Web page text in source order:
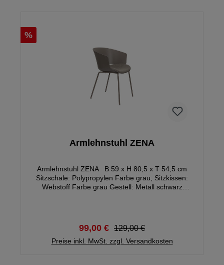
%
Armlehnstuhl ZENA
Armlehnstuhl ZENA B 59 x H 80,5 x T 54,5 cm
Sitzschale: Polypropylen Farbe grau, Sitzkissen:
Webstoff Farbe grau Gestell: Metall schwarz
99,00 € 129,00 €
Preise inkl. MwSt. zzgl. Versandkosten